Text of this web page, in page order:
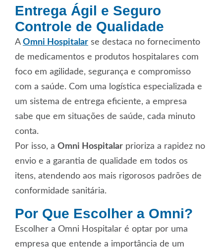
Entrega Ágil e Seguro
Controle de Qualidade
A Omni Hospitalar se destaca no fornecimento
de medicamentos e produtos hospitalares com
foco em agilidade, segurança e compromisso
com a saúde. Com uma logística especializada e
um sistema de entrega eficiente, a empresa
sabe que em situações de saúde, cada minuto
conta.
Por isso, a Omni Hospitalar prioriza a rapidez no
envio e a garantia de qualidade em todos os
itens, atendendo aos mais rigorosos padrões de
conformidade sanitária.
Por Que Escolher a Omni?
Escolher a Omni Hospitalar é optar por uma
empresa que entende a importância de um